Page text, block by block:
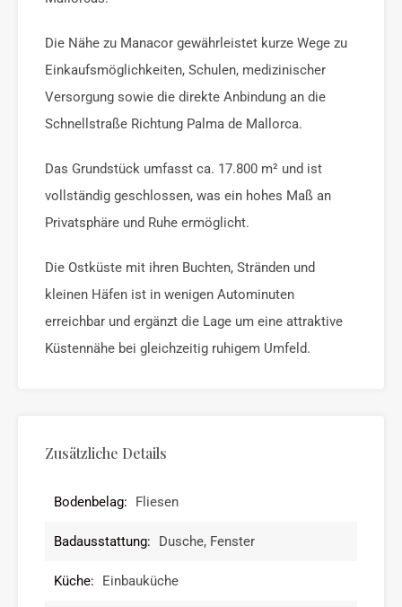
Die Nähe zu Manacor gewährleistet kurze Wege zu
Einkaufsmöglichkeiten, Schulen, medizinischer
Versorgung sowie die direkte Anbindung an die
Schnellstraße Richtung Palma de Mallorca.
Das Grundstück umfasst ca. 17.800 m² und ist
vollständig geschlossen, was ein hohes Maß an
Privatsphäre und Ruhe ermöglicht.
Die Ostküste mit ihren Buchten, Stränden und
kleinen Häfen ist in wenigen Autominuten
erreichbar und ergänzt die Lage um eine attraktive
Küstennähe bei gleichzeitig ruhigem Umfeld.
Zusätzliche Details
Bodenbelag: Fliesen
Badausstattung: Dusche, Fenster
Küche: Einbauküche